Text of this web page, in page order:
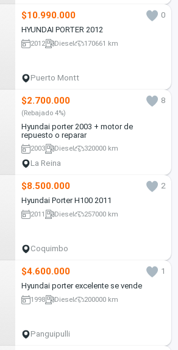
$10.990.000
0
HYUNDAI PORTER 2012
2012 Diesel 170661 km
Puerto Montt
$2.700.000 8
(Rebajado 4%)
Hyundai porter 2003 + motor de
repuesto o reparar
2003 Diesel 320000 km
La Reina
$8.500.000
2
Hyundai Porter H100 2011
2011 Diesel 257000 km
Coquimbo
$4.600.000
1
Hyundai porter excelente se vende
1998 Diesel 200000 km
Panguipulli